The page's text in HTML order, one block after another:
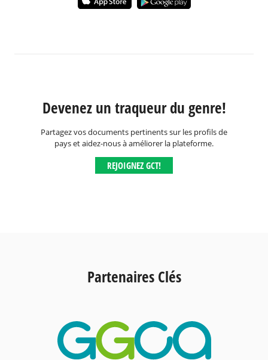
Devenez un traqueur du genre!
Partagez vos documents pertinents sur les profils de
pays et aidez-nous à améliorer la plateforme.
REJOIGNEZ GCT!
Partenaires Clés